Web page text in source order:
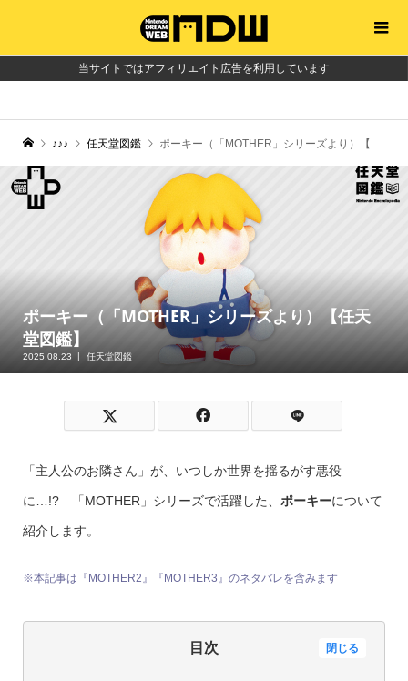
当サイトではアフィリエイト広告を利用しています
♪♪♪ 任天堂図鑑 ポーキー（「MOTHER」シリーズより）【任天堂図鑑】
ポーキー（「MOTHER」シリーズより）【任天
堂図鑑】
2025.08.23 任天堂図鑑
「主人公のお隣さん」が、いつしか世界を揺るがす悪役
に…!? 「MOTHER」シリーズで活躍した、 ポーキーについて
紹介します。
※本記事は『MOTHER2』『MOTHER3』のネタバレを含みます
目次 閉じる